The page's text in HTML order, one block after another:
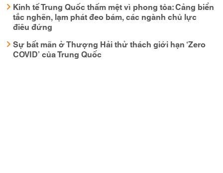
Kinh tế Trung Quốc thấm mệt vì phong tỏa: Cảng biển
tắc nghẽn, lạm phát đeo bám, các ngành chủ lực
điêu đứng
Sự bất mãn ở Thượng Hải thử thách giới hạn ‘Zero
COVID’ của Trung Quốc